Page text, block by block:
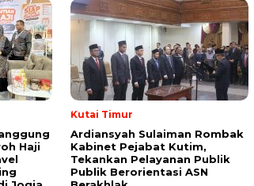
Haji
Kutai Timur
Ardiansyah Sulaiman Rombak
Kabinet Pejabat Kutim,
Tekankan Pelayanan Publik
Publik Berorientasi ASN